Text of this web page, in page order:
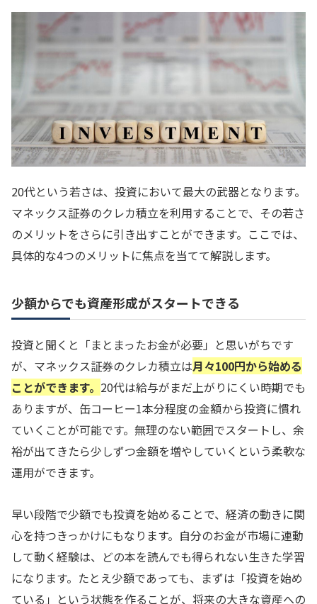
20代という若さは、投資において最大の武器となります。
マネックス証券のクレカ積立を利用することで、その若さ
のメリットをさらに引き出すことができます。ここでは、
具体的な4つのメリットに焦点を当てて解説します。
少額からでも資産形成がスタートできる
投資と聞くと「まとまったお金が必要」と思いがちです
が、マネックス証券のクレカ積立は月々100円から始める
ことができます。 20代は給与がまだ上がりにくい時期でも
ありますが、缶コーヒー1本分程度の金額から投資に慣れ
ていくことが可能です。無理のない範囲でスタートし、余
裕が出てきたら少しずつ金額を増やしていくという柔軟な
運用ができます。
早い段階で少額でも投資を始めることで、経済の動きに関
心を持つきっかけにもなります。自分のお金が市場に連動
して動く経験は、どの本を読んでも得られない生きた学習
になります。たとえ少額であっても、まずは「投資を始め
ている」という状態を作ることが、将来の大きな資産への